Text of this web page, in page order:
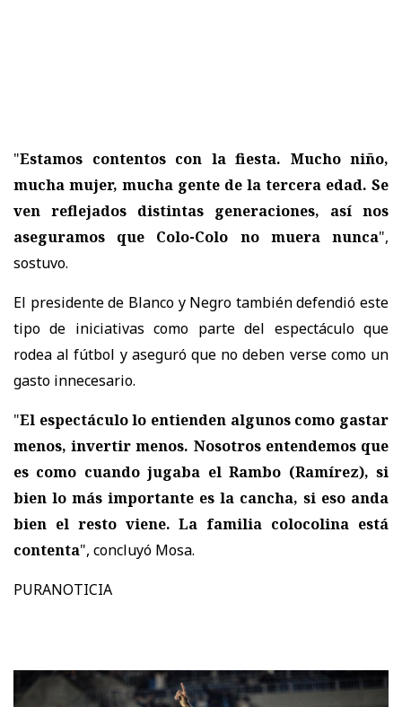
"Estamos contentos con la fiesta. Mucho niño,
mucha mujer, mucha gente de la tercera edad. Se
ven reflejados distintas generaciones, así nos
aseguramos que Colo-Colo no muera nunca",
sostuvo.
El presidente de Blanco y Negro también defendió este
tipo de iniciativas como parte del espectáculo que
rodea al fútbol y aseguró que no deben verse como un
gasto innecesario.
"El espectáculo lo entienden algunos como gastar
menos, invertir menos. Nosotros entendemos que
es como cuando jugaba el Rambo (Ramírez), si
bien lo más importante es la cancha, si eso anda
bien el resto viene. La familia colocolina está
contenta", concluyó Mosa.
PURANOTICIA